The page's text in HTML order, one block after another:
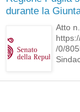
durante la
Atto
/0/